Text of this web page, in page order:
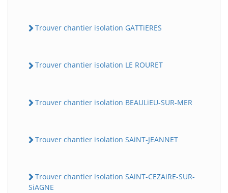
Trouver chantier isolation GATTiERES
Trouver chantier isolation LE ROURET
Trouver chantier isolation BEAULiEU-SUR-MER
Trouver chantier isolation SAiNT-JEANNET
Trouver chantier isolation SAiNT-CEZAiRE-SUR-
SiAGNE